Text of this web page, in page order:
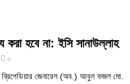
করা হবে না: ইসি সানাউল্লাহ
০
ব্রিগেডিয়ার জেনারেল (অব.) আবুল ফজল মো.